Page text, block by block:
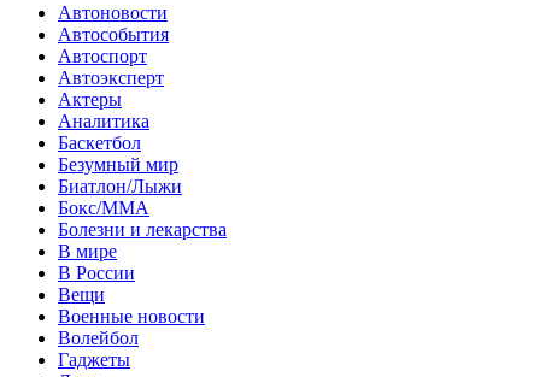
Автоновости
Автособытия
Автоспорт
Автоэксперт
Актеры
Аналитика
Баскетбол
Безумный мир
Биатлон/Лыжи
Бокс/MMA
Болезни и лекарства
В мире
В России
Вещи
Военные новости
Волейбол
Гаджеты